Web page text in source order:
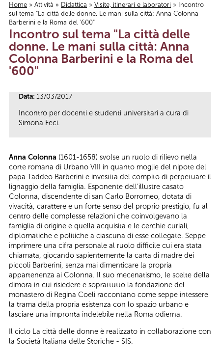
Tu sei qui
Home » Attività » Didattica » Visite, itinerari e laboratori » Incontro
sul tema "La città delle donne. Le mani sulla città: Anna Colonna
Barberini e la Roma del '600"
Incontro sul tema "La città delle
donne. Le mani sulla città: Anna
Colonna Barberini e la Roma del
'600"
Data: 13/03/2017
Incontro per docenti e studenti universitari a cura di
Simona Feci.
Anna Colonna (1601-1658) svolse un ruolo di rilievo nella
corte romana di Urbano VIII in quanto moglie del nipote del
papa Taddeo Barberini e investita del compito di perpetuare il
lignaggio della famiglia. Esponente dell’illustre casato
Colonna, discendente di san Carlo Borromeo, dotata di
vivacità, carattere e un forte senso del proprio prestigio, fu al
centro delle complesse relazioni che coinvolgevano la
famiglia di origine e quella acquisita e le cerchie curiali,
diplomatiche e politiche a ciascuna di esse collegate. Seppe
imprimere una cifra personale al ruolo difficile cui era stata
chiamata, giocando sapientemente la carta di madre dei
piccoli Barberini, senza mai dimenticare la propria
appartenenza ai Colonna. Il suo mecenatismo, le scelte della
dimora in cui risiedere e soprattutto la fondazione del
monastero di Regina Coeli raccontano come seppe intessere
la trama della propria esistenza con lo spazio urbano e
lasciare una impronta indelebile nella Roma odierna.
Il ciclo La città delle donne è realizzato in collaborazione con
la Società Italiana delle Storiche - SIS.